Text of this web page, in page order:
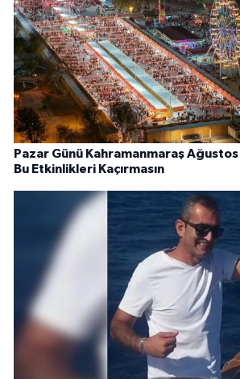
Pazar Günü Kahramanmaraş Ağustos
Bu Etkinlikleri Kaçırmasın